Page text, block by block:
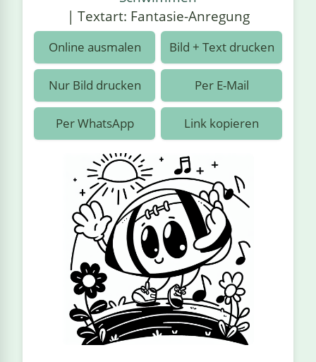
›
Gemüse
& Blumen
›
Rennautos
Schaufelradbagger
Traktoren
Prinzessinnen
Regenbogen
Ritter
| Textart: Fantasie-Anregung
Online ausmalen Bild + Text drucken
Nur Bild drucken Per E-Mail
Per WhatsApp Link kopieren